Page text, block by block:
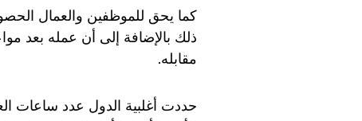
كما يحق للموظفين والعمال
ذلك بالإضافة إلى أن عمله بعد
مقابله.